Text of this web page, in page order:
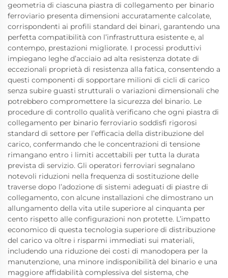
geometria di ciascuna piastra di collegamento per binario
ferroviario presenta dimensioni accuratamente calcolate,
corrispondenti ai profili standard dei binari, garantendo una
perfetta compatibilità con l’infrastruttura esistente e, al
contempo, prestazioni migliorate. I processi produttivi
impiegano leghe d’acciaio ad alta resistenza dotate di
eccezionali proprietà di resistenza alla fatica, consentendo a
questi componenti di sopportare milioni di cicli di carico
senza subire guasti strutturali o variazioni dimensionali che
potrebbero compromettere la sicurezza del binario. Le
procedure di controllo qualità verificano che ogni piastra di
collegamento per binario ferroviario soddisfi rigorosi
standard di settore per l’efficacia della distribuzione del
carico, confermando che le concentrazioni di tensione
rimangano entro i limiti accettabili per tutta la durata
prevista di servizio. Gli operatori ferroviari segnalano
notevoli riduzioni nella frequenza di sostituzione delle
traverse dopo l’adozione di sistemi adeguati di piastre di
collegamento, con alcune installazioni che dimostrano un
allungamento della vita utile superiore al cinquanta per
cento rispetto alle configurazioni non protette. L’impatto
economico di questa tecnologia superiore di distribuzione
del carico va oltre i risparmi immediati sui materiali,
includendo una riduzione dei costi di manodopera per la
manutenzione, una minore indisponibilità del binario e una
maggiore affidabilità complessiva del sistema, che